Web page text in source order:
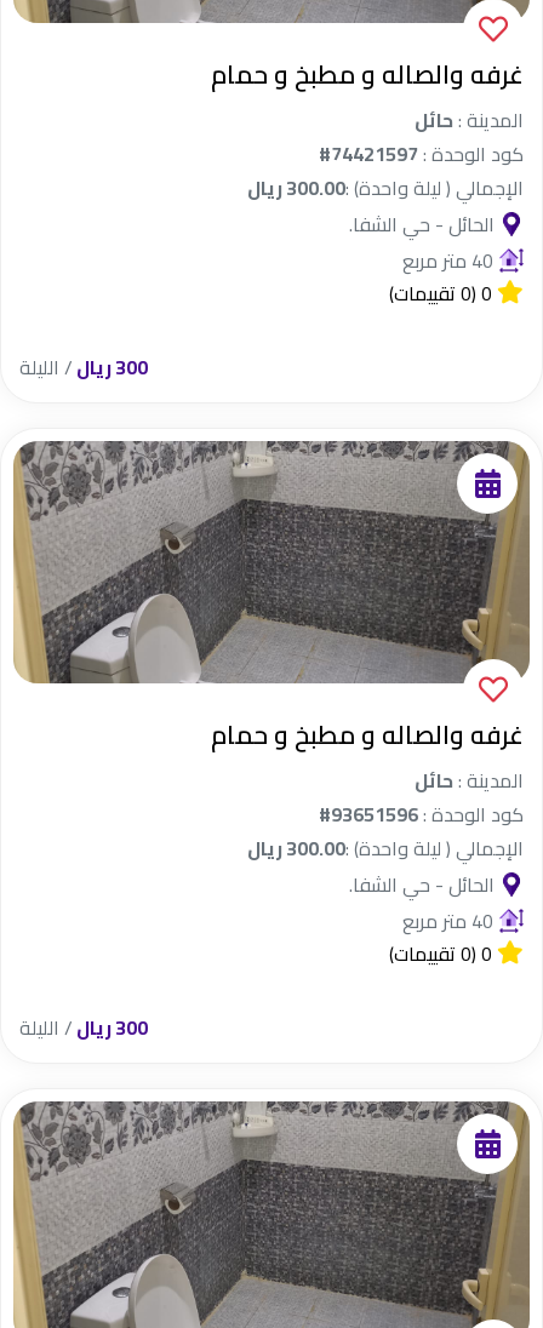
غرفه والصاله و مطبخ و حمام
المدينة :حائل
كود الوحدة :#74421597
الإجمالي ( ليلة واحدة) :300.00 ريال
الحائل - حي الشفا.
40 متر مربع
0(0 تقييمات)
300 ريال / الليلة
غرفه والصاله و مطبخ و حمام
المدينة :حائل
كود الوحدة :#93651596
الإجمالي ( ليلة واحدة) :300.00 ريال
الحائل - حي الشفا.
40 متر مربع
0(0 تقييمات)
300 ريال / الليلة